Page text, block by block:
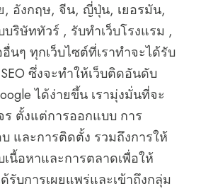
, อังกฤษ, จีน, ญี่ปุ่น, เยอรมัน,
บริษัททัวร์ , รับทำเว็บโรงแรม ,
นๆ ทุกเว็บไซต์ที่เราทำจะได้รับ
ซึ่งจะทำให้เว็บติดอันดับ
ได้ง่ายขึ้น เรามุ่งมั่นที่จะ
ร ตั้งแต่การออกแบบ การ
และการติดตั้ง รวมถึงการให้
เนื้อหาและการตลาดเพื่อให้
รับการเผยแพร่และเข้าถึงกลุ่ม